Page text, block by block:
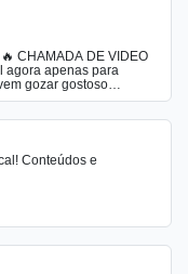
CHAMADA DE VÍDEO
gozar gostoso
na medida certa uso
Conteúdos e